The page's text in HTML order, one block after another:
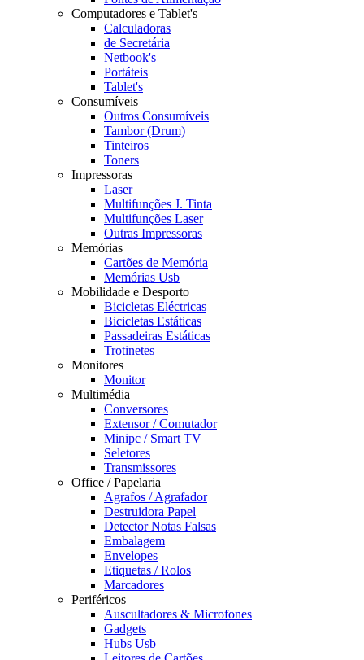
Computadores e Tablet's
Calculadoras
de Secretária
Netbook's
Portáteis
Tablet's
Consumíveis
Outros Consumíveis
Tambor (Drum)
Tinteiros
Toners
Impressoras
Laser
Multifunções J. Tinta
Multifunções Laser
Outras Impressoras
Memórias
Cartões de Memória
Memórias Usb
Mobilidade e Desporto
Bicicletas Eléctricas
Bicicletas Estáticas
Passadeiras Estáticas
Trotinetes
Monitores
Monitor
Multimédia
Conversores
Extensor / Comutador
Minipc / Smart TV
Seletores
Transmissores
Office / Papelaria
Agrafos / Agrafador
Destruidora Papel
Detector Notas Falsas
Embalagem
Envelopes
Etiquetas / Rolos
Marcadores
Periféricos
Auscultadores & Microfones
Gadgets
Hubs Usb